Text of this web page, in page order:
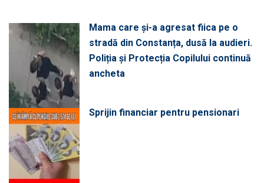
Mama care și-a agresat fiica pe o
stradă din Constanța, dusă la audieri.
Poliția și Protecția Copilului continuă
ancheta
Sprijin financiar pentru pensionari